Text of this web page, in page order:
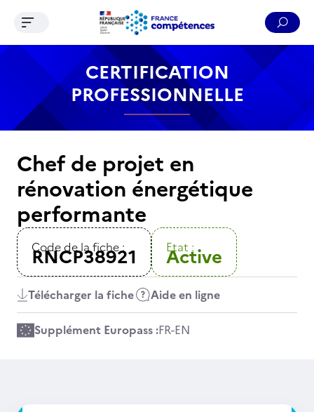
Contenu Recherche Menu Pied de page
Ouvrir le menu de navigation
CERTIFICATION
PROFESSIONNELLE
Chef de projet en
rénovation énergétique
performante
Code de la fiche :
RNCP38921 Etat :
Active
Télécharger la fiche Aide en ligne
Supplément Europass :FR-EN